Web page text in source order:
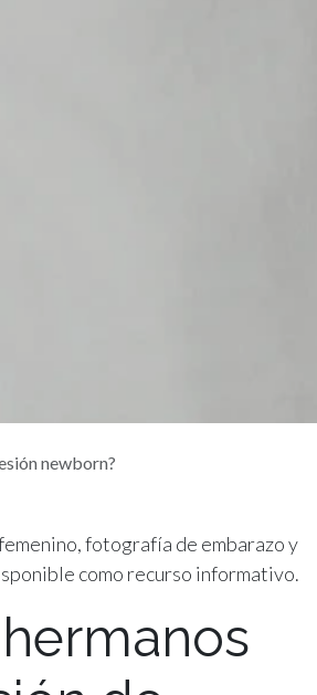
newborn?
fotografía de embarazo y
como recurso informativo.